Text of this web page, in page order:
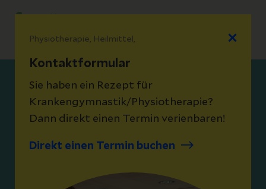
ENDO Rehazentrum Hamburg
Das ENDO Rehazentrum -
Ihre Experten für die
Rehabilitation in Hamburg
Physiotherapie, Gerätetraining, Präventionskurse,
Prärehabilitation, stationäre und ambulante Reha,
Physiotherapie, Heilmittel,
Kontaktformular
Sie haben ein Rezept für
Krankengymnastik/Physiotherapie?
Dann direkt einen Termin verienbaren!
Direkt einen Termin buchen